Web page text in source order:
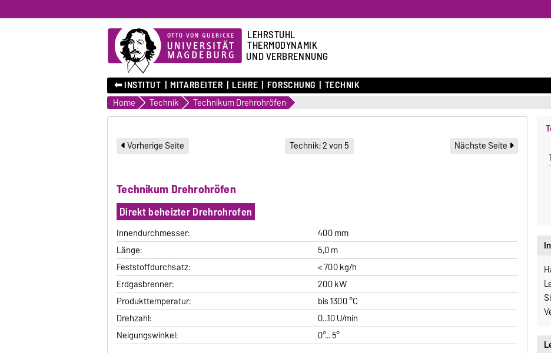
LEHRSTUHL
THERMODYNAMIK
UND VERBRENNUNG
⬅︎ INSTITUT MITARBEITER LEHRE FORSCHUNG TECHNIK
Home Technik Technikum Drehrohröfen
Vorherige Seite Technik: 2 von 5 Nächste Seite
Technikum Drehrohröfen
Direkt beheizter Drehrohrofen
Innendurchmesser:
400 mm
Länge:
5,0 m
Feststoffdurchsatz:
< 700 kg/h
Erdgasbrenner:
200 kW
Produkttemperatur:
bis 1300 °C
Drehzahl:
0...10 U/min
Neigungswinkel:
0°... 5°